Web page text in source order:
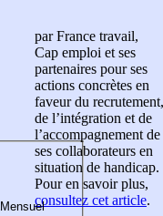
par France travail,
Cap emploi et ses
partenaires pour ses
actions concrètes en
faveur du recrutement,
de l’intégration et de
l’accompagnement de
ses collaborateurs en
situation de handicap.
Pour en savoir plus,
consultez cet article.